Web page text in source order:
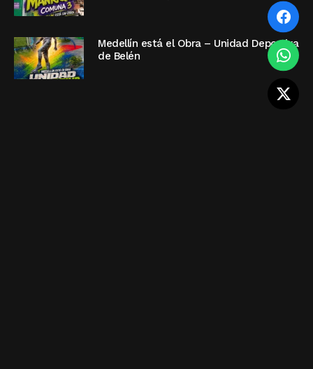
Medellín está el Obra – Unidad Deportiva
de Belén